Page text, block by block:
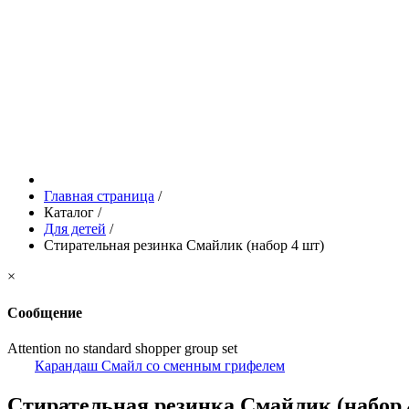
Главная страница /
Каталог /
Для детей /
Стирательная резинка Смайлик (набор 4 шт)
×
Сообщение
Attention no standard shopper group set
Карандаш Смайл со сменным грифелем